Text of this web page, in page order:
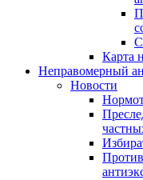
Карта
Неправомерный
Новости